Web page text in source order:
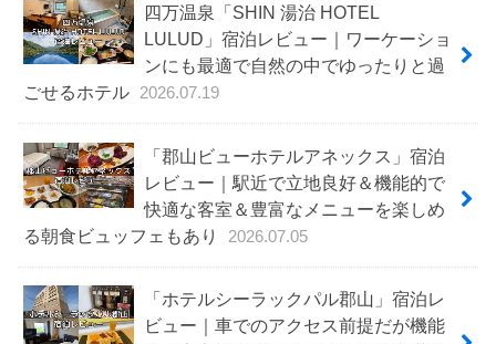
四万温泉「SHIN 湯治 HOTEL
LULUD」宿泊レビュー｜ワーケーショ
ンにも最適で自然の中でゆったりと過
ごせるホテル
2026.07.19
「郡山ビューホテルアネックス」宿泊
レビュー｜駅近で立地良好＆機能的で
快適な客室＆豊富なメニューを楽しめ
る朝食ビュッフェもあり
2026.07.05
「ホテルシーラックパル郡山」宿泊レ
ビュー｜車でのアクセス前提だが機能